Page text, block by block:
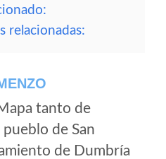
relacionadas:
tanto de
de San
de Dumbría